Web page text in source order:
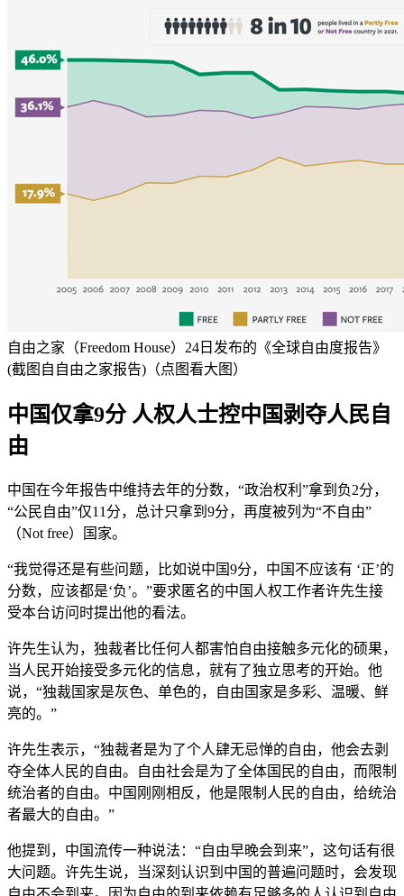
自由之家（Freedom House）24日发布的《全球自由度报告》
(截图自自由之家报告)（点图看大图）
中国仅拿9分 人权人士控中国剥夺人民自
由
中国在今年报告中维持去年的分数，“政治权利”拿到负2分，
“公民自由”仅11分，总计只拿到9分，再度被列为“不自由”
（Not free）国家。
“我觉得还是有些问题，比如说中国9分，中国不应该有 ‘正’的
分数，应该都是‘负’。”要求匿名的中国人权工作者许先生接
受本台访问时提出他的看法。
许先生认为，独裁者比任何人都害怕自由接触多元化的硕果，
当人民开始接受多元化的信息，就有了独立思考的开始。他
说，“独裁国家是灰色、单色的，自由国家是多彩、温暖、鲜
亮的。”
许先生表示，“独裁者是为了个人肆无忌惮的自由，他会去剥
夺全体人民的自由。自由社会是为了全体国民的自由，而限制
统治者的自由。中国刚刚相反，他是限制人民的自由，给统治
者最大的自由。”
他提到，中国流传一种说法：“自由早晚会到来”，这句话有很
大问题。许先生说，当深刻认识到中国的普遍问题时，会发现